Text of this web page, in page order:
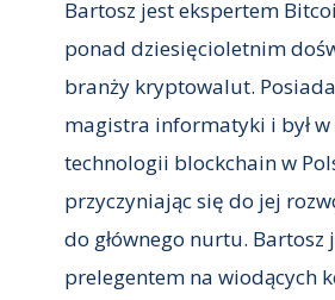
Bartosz jest ekspertem
ponad dziesięcioletnim
branży kryptowalut.
magistra informatyki i był w
technologii blockchain w
przyczyniając się do jej
do głównego nurtu. Bartosz
prelegentem na wiodących